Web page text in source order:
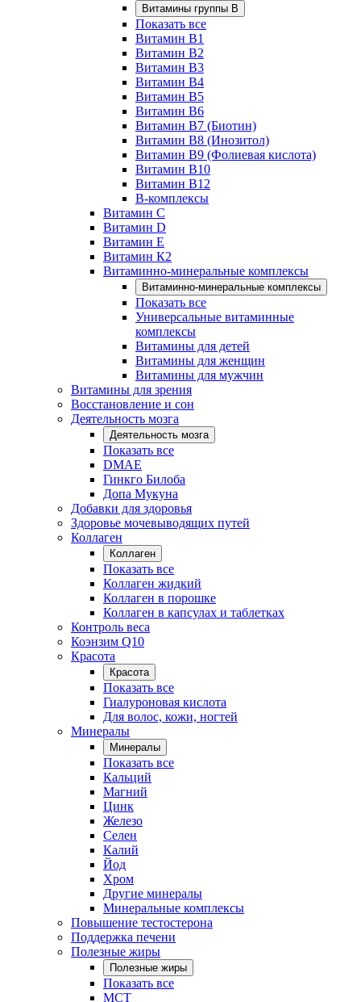
Витамины группы B
Показать все
Витамин B1
Витамин B2
Витамин B3
Витамин B4
Витамин B5
Витамин B6
Витамин B7 (Биотин)
Витамин B8 (Инозитол)
Витамин B9 (Фолиевая кислота)
Витамин B10
Витамин B12
B-комплексы
Витамин C
Витамин D
Витамин E
Витамин К2
Витаминно-минеральные комплексы
Витаминно-минеральные комплексы
Показать все
Универсальные витаминные
комплексы
Витамины для детей
Витамины для женщин
Витамины для мужчин
Витамины для зрения
Восстановление и сон
Деятельность мозга
Деятельность мозга
Показать все
DMAE
Гинкго Билоба
Допа Мукуна
Добавки для здоровья
Здоровье мочевыводящих путей
Коллаген
Коллаген
Показать все
Коллаген жидкий
Коллаген в порошке
Коллаген в капсулах и таблетках
Контроль веса
Коэнзим Q10
Красота
Красота
Показать все
Гиалуроновая кислота
Для волос, кожи, ногтей
Минералы
Минералы
Показать все
Кальций
Магний
Цинк
Железо
Селен
Калий
Йод
Хром
Другие минералы
Минеральные комплексы
Повышение тестостерона
Поддержка печени
Полезные жиры
Полезные жиры
Показать все
MCT